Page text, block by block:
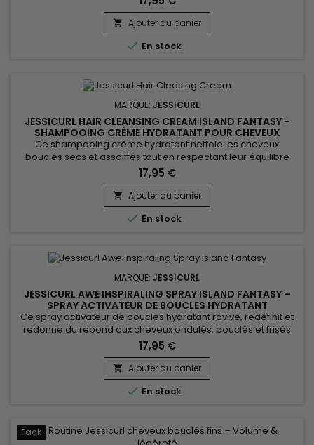
éliminer les impuretés sans dessécher la fibre capillaire. Sa
formule convient parfaitement aux cheveux ondulés,
bouclés, frisés et aux cuirs chevelus sensibles. Les cheveux
sont...
 Ajouter au panier
 En stock
MARQUE: JESSICURL
JESSICURL HAIR CLEANSING CREAM ISLAND FANTASY -
SHAMPOOING CRÈME HYDRATANT POUR CHEVEUX
BOUCLÉS
Ce shampooing crème hydratant nettoie les cheveux
bouclés secs et assoiffés tout en respectant leur équilibre
naturel. Jessicurl Hair Cleansing Cream Island Fantasy est
une alternative douce au shampoing classique, idéale pour
les boucles qui manquent d’hydratation. Sa texture
crémeuse lave sans agresser, limite la sécheresse et laisse
les cheveux...
17,95 €
 Ajouter au panier
 En stock
MARQUE: JESSICURL
JESSICURL AWE INSPIRALING SPRAY ISLAND FANTASY –
SPRAY ACTIVATEUR DE BOUCLES HYDRATANT
Ce spray activateur de boucles hydratant ravive, redéfinit et
redonne du rebond aux cheveux ondulés, bouclés et frisés
entre deux lavages. Jessicurl Awe Inspiraling Spray Island
Fantasy associe glycérine, Aloe Vera et huile de jojoba pour
maintenir l’hydratation, améliorer la souplesse et limiter les
frisottis. Sa texture ultra-légère permet de réactiver...
17,95 €
 Ajouter au panier
 En stock
Pack